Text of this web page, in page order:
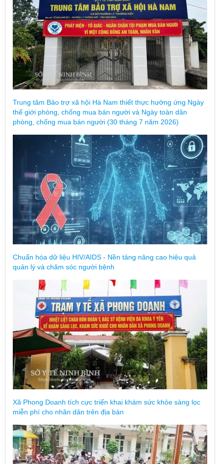
Trung tâm Bảo trợ xã hội Hà Nam thiết thực hưởng ứng Ngày
thế giới phòng, chống mua bán người và Ngày toàn dân
phòng, chống mua bán người (30 tháng 7 năm 2026)
Chuẩn hóa dữ liệu HIV/AIDS - Nền tảng nâng cao hiệu quả
quản lý và chăm sóc người bệnh
Xã Phong Doanh tích cực triển khai khám sức khỏe sàng lọc
miễn phí cho nhân dân trên địa bàn